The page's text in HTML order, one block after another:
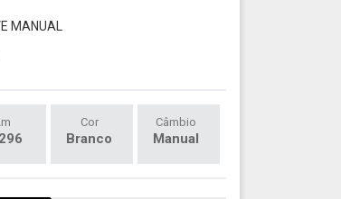
MANUAL
Cor
Branco
Câmbio
Manual